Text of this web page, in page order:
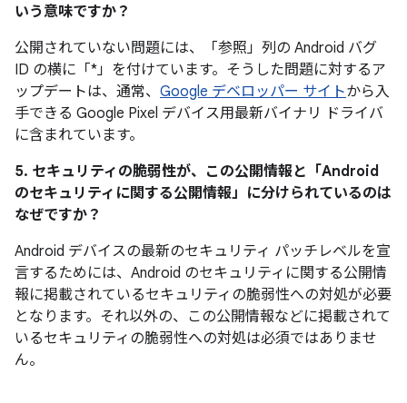
いう意味ですか？
公開されていない問題には、「参照」 列の Android バグ
ID の横に「*」を付けています。そうした問題に対するア
ップデートは、通常、 Google デベロッパー サイトから入
手できる Google Pixel デバイス用最新バイナリ ドライバ
に含まれています。
5. セキュリティの脆弱性が、この公開情報と「Android
のセキュリティに関する公開情報」に分けられているのは
なぜですか？
Android デバイスの最新のセキュリティ パッチレベルを宣
言するためには、Android のセキュリティに関する公開情
報に掲載されているセキュリティの脆弱性への対処が必要
となります。それ以外の、この公開情報などに掲載されて
いるセキュリティの脆弱性への対処は必須ではありませ
ん。